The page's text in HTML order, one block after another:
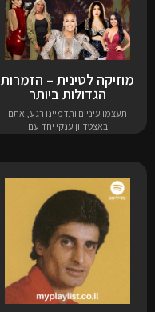
מוזיקה לטינית – הזמרות
הגדולות ביותר
תעצמו עיניים ותדמיינו רגע, אתם
באצטדיון ענקי יחד עם